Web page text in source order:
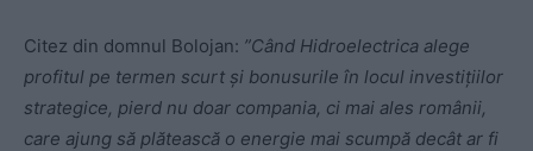
Citez din domnul Bolojan: ”Când Hidroelectrica alege
profitul pe termen scurt și bonusurile în locul investițiilor
strategice, pierd nu doar compania, ci mai ales românii,
care ajung să plătească o energie mai scumpă decât ar fi